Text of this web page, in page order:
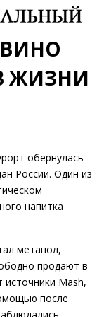
ЖИЗНИ
обернулась
России. Один из
напитка
метанол,
продают в
Mash,
после